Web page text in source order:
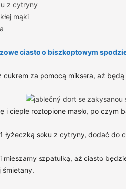
z cytryny
mąki
ciasto o biszkoptowym
cukrem za pomocą miksera, aż będą
i ciepłe roztopione masło, po czym
łyżeczką soku z cytryny, dodać do
mieszamy szpatułką, aż ciasto
śmietany.